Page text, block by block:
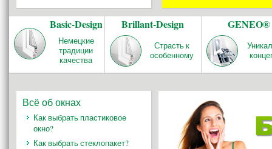
Basic-Design
Немецкие
традиции
качества
Brillant-Design
Страсть к
особенному
GENEO®
Всё об окнах
Как выбрать пластиковое
окно?
Как выбрать стеклопакет?